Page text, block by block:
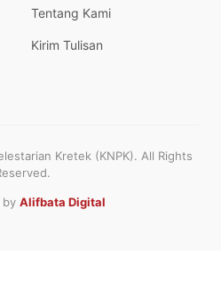
Tentang Kami
Kirim Tulisan
Kretek (KNPK). All Rights
by Alifbata Digital